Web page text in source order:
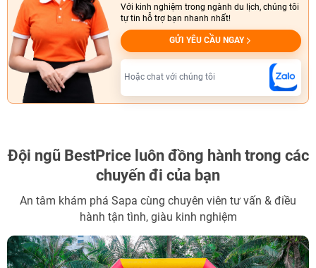
Với kinh nghiệm trong ngành du lịch, chúng tôi
tự tin hỗ trợ bạn nhanh nhất!
GỬI YÊU CẦU NGAY
Hoặc chat với chúng tôi
Đội ngũ BestPrice luôn đồng hành trong các
chuyến đi của bạn
An tâm khám phá Sapa cùng chuyên viên tư vấn & điều
hành tận tình, giàu kinh nghiệm